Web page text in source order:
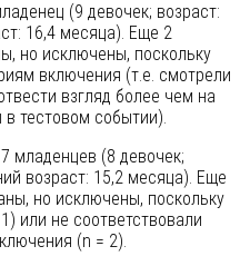
(9 девочек; возраст:
16,4 месяца). Еще 2
но исключены, поскольку
включения (т.е. смотрели
взгляд более чем на
тестовом событии).
младенцев (8 девочек;
возраст: 15,2 месяца). Еще
но исключены, поскольку
или не соответствовали
(n = 2).